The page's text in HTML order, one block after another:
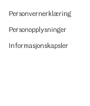
Personvernerklæring
Personopplysninger
Informasjonskapsler